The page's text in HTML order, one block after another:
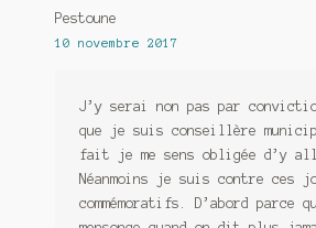
Pestoune
10 novembre 2017
J’y serai non pas par
que je suis conseillère
fait je me sens obligée d’y
Néanmoins je suis contre ces
commémoratifs. D’abord parce